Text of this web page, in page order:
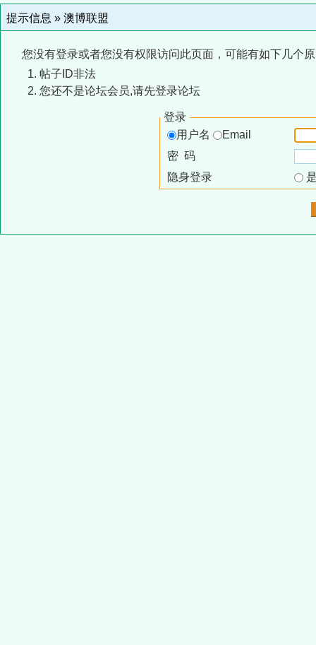
提示信息 » 澳博联盟
您没有登录或者您没有权限访问此页面，可能有如下几个
帖子ID非法
您还不是论坛会员,请先登录论坛
登录
用户名
Email
密 码
隐身登录